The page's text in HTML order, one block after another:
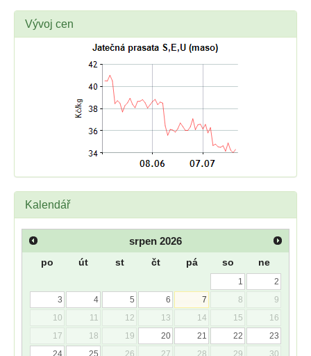
Vývoj cen
Kalendář
srpen 2026
po út st čt pá so ne
1
2
3
4 5 6 7 8
9
10
11 12 13 14 15
16
17
18 19 20 21 22
23
24
25 26 27 28 29
30